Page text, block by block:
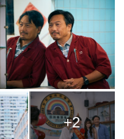
+2